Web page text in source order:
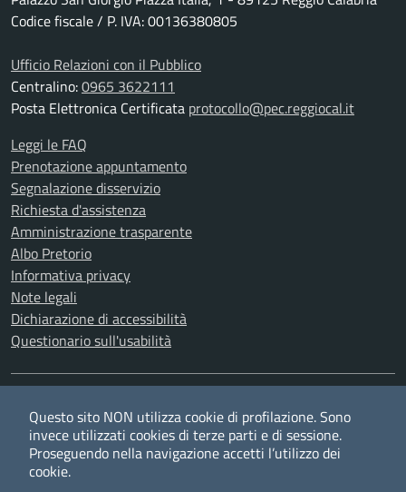
Codice fiscale / P. IVA: 00136380805
Ufficio Relazioni con il Pubblico
Centralino:0965 3622111
Posta Elettronica Certificata protocollo@pec.reggiocal.it
Leggi le FAQ
Prenotazione appuntamento
Segnalazione disservizio
Richiesta d'assistenza
Amministrazione trasparente
Albo Pretorio
Informativa privacy
Note legali
Dichiarazione di accessibilità
Questionario sull'usabilità
TwitterFacebookYouTubeRSS
Questo sito NON utilizza cookie di profilazione. Sono
invece utilizzati cookies di terze parti e di sessione.
Proseguendo nella navigazione accetti l’utilizzo dei
cookie.